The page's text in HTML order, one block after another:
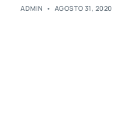
ADMIN AGOSTO 31, 2020